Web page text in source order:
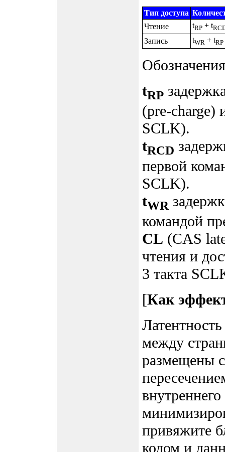
Тип доступа
Чтение
tRP + t
Запись tWR + tRP
tRP
(pre-charge)
SCLK).
tRCD
первой
SCLK).
tWR
командой
CL (CAS
чтения и
3 такта
[Как
между
размещены
привяжите
кодом и